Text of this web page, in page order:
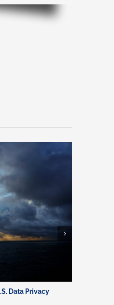
Data Privacy